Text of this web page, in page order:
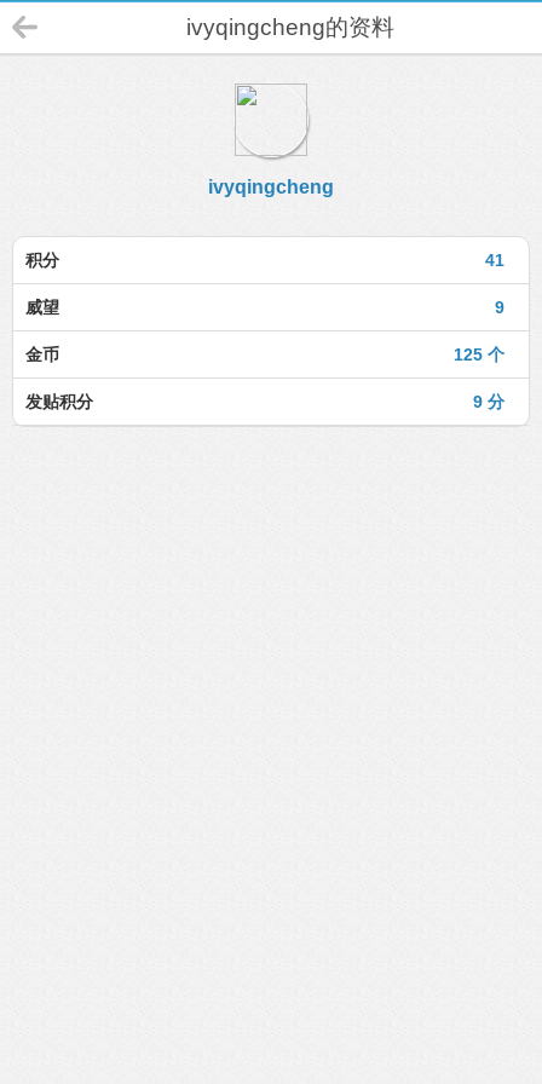
ivyqingcheng的资料
ivyqingcheng
41
积分
9
威望
125 个
金币
9 分
发贴积分